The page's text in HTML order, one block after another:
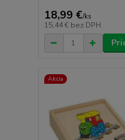
18,99 €/ks
15,44 € bez DPH
Akcia